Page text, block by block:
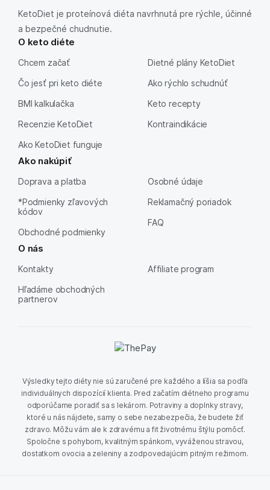
KetoDiet je proteínová diéta navrhnutá pre rýchle, účinné
a bezpečné chudnutie.
O keto diéte
Chcem začať
Čo jesť pri keto diéte
BMI kalkulačka
Recenzie KetoDiet
Ako KetoDiet funguje
Dietné plány KetoDiet
Ako rýchlo schudnúť
Keto recepty
Kontraindikácie
Ako nakúpiť
Doprava a platba
*Podmienky zľavových
kódov
Obchodné podmienky
Osobné údaje
Reklamačný poriadok
FAQ
O nás
Kontakty
Hľadáme obchodných
partnerov
Affiliate program
Výsledky tejto diéty nie sú zaručené pre každého a líšia sa podľa
individuálnych dispozícií klienta. Pred začatím diétneho programu
odporúčame poradiť sa s lekárom. Potraviny a doplnky stravy,
ktoré u nás nájdete, samy o sebe nezabezpečia, že budete žiť
zdravo. Môžu vám ale k zdravému a fit životnému štýlu pomôcť.
Spoločne s pohybom, kvalitným spánkom, vyváženou stravou,
dostatkom ovocia a zeleniny a zodpovedajúcim pitným režimom.